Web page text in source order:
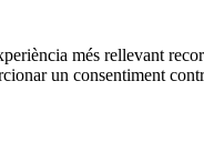
més rellevant
un consentiment